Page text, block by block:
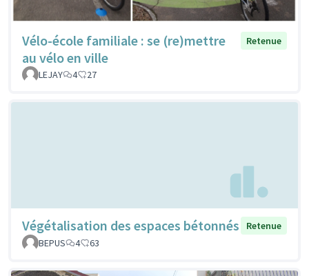
Vélo-école familiale : se (re)mettre
au vélo en ville
Retenue
LEJAY 4 27
Végétalisation des espaces bétonnés
Retenue
BEPUS
4 63